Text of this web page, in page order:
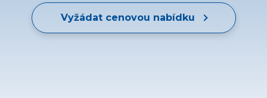
Vyžádat cenovou nabídku